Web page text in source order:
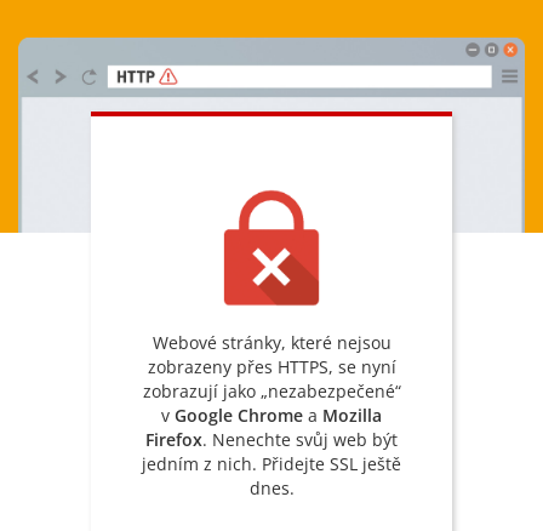
Webové stránky, které nejsou
zobrazeny přes HTTPS, se nyní
zobrazují jako „nezabezpečené“
v Google Chrome a Mozilla
Firefox. Nenechte svůj web být
jedním z nich. Přidejte SSL ještě
dnes.